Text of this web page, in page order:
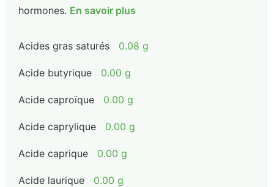
hormones. En savoir plus
Acides gras saturés 0.08 g
Acide butyrique 0.00 g
Acide caproïque 0.00 g
Acide caprylique 0.00 g
Acide caprique 0.00 g
Acide laurique 0.00 g